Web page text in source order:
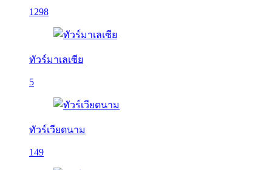
1298
ทัวร์มาเลเซีย
5
ทัวร์เวียดนาม
149